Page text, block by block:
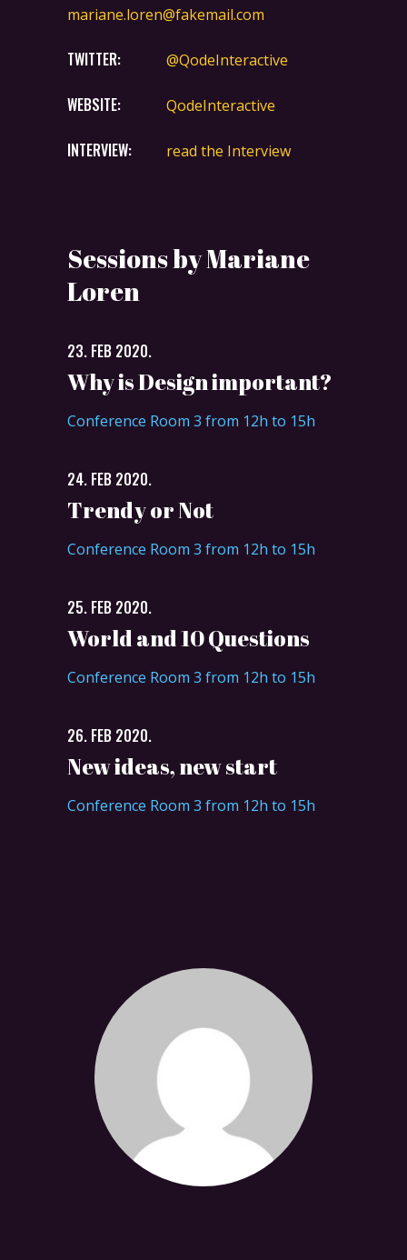
mariane.loren@fakemail.com
TWITTER: @QodeInteractive
WEBSITE: QodeInteractive
INTERVIEW: read the Interview
Sessions by Mariane
Loren
23. FEB 2020.
Why is Design important?
Conference Room 3 from 12h to 15h
24. FEB 2020.
Trendy or Not
Conference Room 3 from 12h to 15h
25. FEB 2020.
World and 10 Questions
Conference Room 3 from 12h to 15h
26. FEB 2020.
New ideas, new start
Conference Room 3 from 12h to 15h